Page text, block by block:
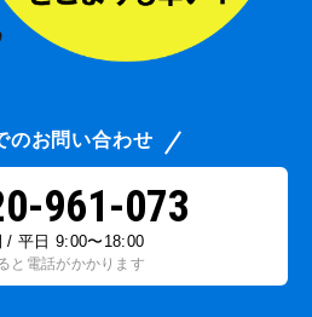
のお問い合わせ
961-073
/ 平日 9:00〜18:00
と電話がかかります